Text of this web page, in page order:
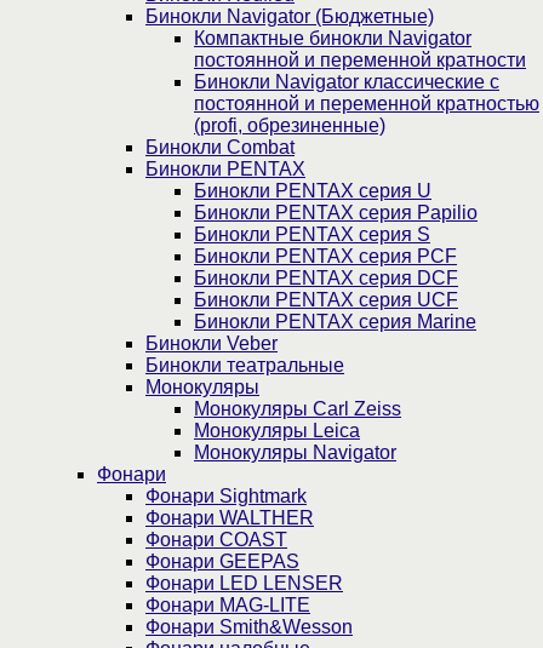
Бинокли Navigator (Бюджетные)
Компактные бинокли Navigator
постоянной и переменной кратности
Бинокли Navigator классические с
постоянной и переменной кратностью
(profi, обрезиненные)
Бинокли Combat
Бинокли PENTAX
Бинокли PENTAX серия U
Бинокли PENTAX серия Papilio
Бинокли PENTAX серия S
Бинокли PENTAX серия PCF
Бинокли PENTAX серия DCF
Бинокли PENTAX серия UCF
Бинокли PENTAX серия Marine
Бинокли Veber
Бинокли театральные
Монокуляры
Монокуляры Carl Zeiss
Монокуляры Leica
Монокуляры Navigator
Фонари
Фонари Sightmark
Фонари WALTHER
Фонари COAST
Фонари GEEPAS
Фонари LED LENSER
Фонари MAG-LITE
Фонари Smith&Wesson